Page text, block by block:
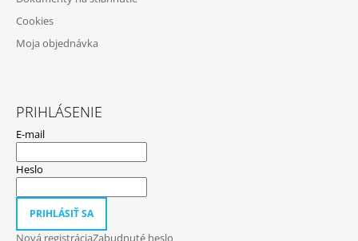
Cookies
Moja objednávka
PRIHLÁSENIE
E-mail
Heslo
PRIHLÁSIŤ SA
Nová registráciaZabudnuté heslo